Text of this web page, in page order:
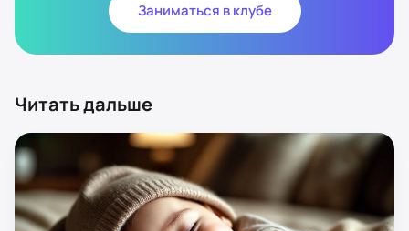
Заниматься в клубе
Читать дальше